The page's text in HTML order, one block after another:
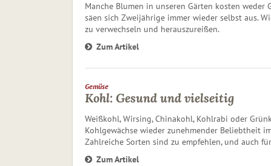
Manche Blumen in unseren Gärten kosten
säen sich Zwei­jährige immer wieder selbst aus.
zu verwechseln und herauszureißen.
Zum Artikel
Gemüse
Kohl: Gesund und vielseitig
Weißkohl, Wirsing, Chinakohl, Kohlrabi oder
Kohlgewächse wieder zunehmender Beliebtheit
Zahlreiche Sorten sind zu empfehlen, und auch
Zum Artikel